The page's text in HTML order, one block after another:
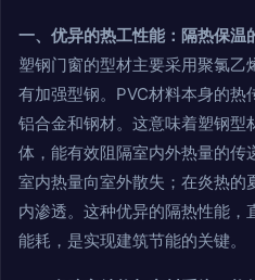
一、优异的热工性能：隔热保温
塑钢门窗的型材主要采用聚氯乙
有加强型钢。PVC材料本身的热
铝合金和钢材。这意味着塑钢型
体，能有效阻隔室内外热量的传
室内热量向室外散失；在炎热的
内渗透。这种优异的隔热性能，
能耗，是实现建筑节能的关键。